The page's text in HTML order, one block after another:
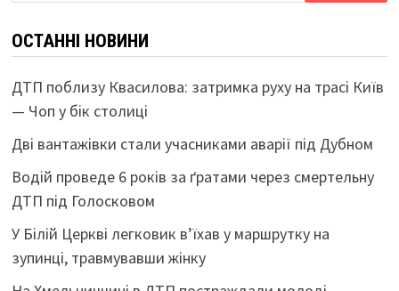
ОСТАННІ НОВИНИ
ДТП поблизу Квасилова: затримка руху на трасі Київ
— Чоп у бік столиці
Дві вантажівки стали учасниками аварії під Дубном
Водій проведе 6 років за ґратами через смертельну
ДТП під Голосковом
У Білій Церкві легковик в’їхав у маршрутку на
зупинці, травмувавши жінку